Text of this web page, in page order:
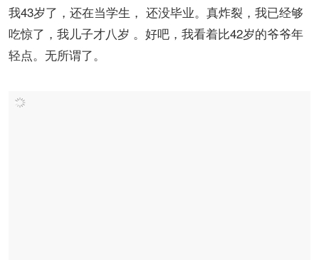
我43岁了，还在当学生， 还没毕业。真炸裂，我已经够
吃惊了，我儿子才八岁 。好吧，我看着比42岁的爷爷年
轻点。无所谓了。